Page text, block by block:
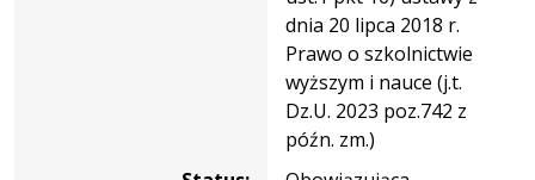
dnia 20 lipca 2018 r.
Prawo o szkolnictwie
wyższym i nauce (j.t.
Dz.U. 2023 poz.742 z
późn. zm.)